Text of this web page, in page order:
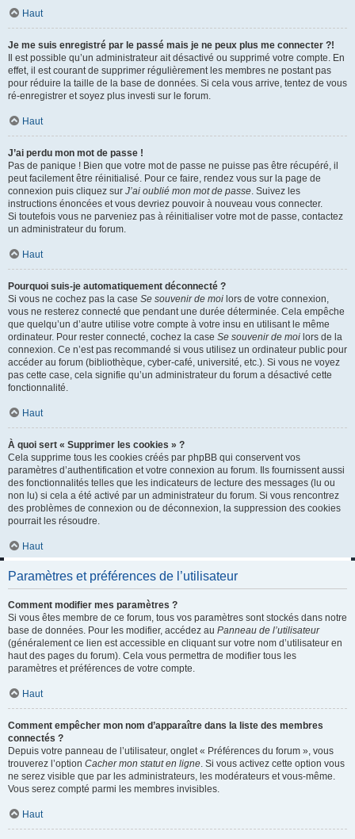
Haut
Je me suis enregistré par le passé mais je ne peux plus me connecter ?!
Il est possible qu’un administrateur ait désactivé ou supprimé votre compte. En
effet, il est courant de supprimer régulièrement les membres ne postant pas
pour réduire la taille de la base de données. Si cela vous arrive, tentez de vous
ré-enregistrer et soyez plus investi sur le forum.
Haut
J’ai perdu mon mot de passe !
Pas de panique ! Bien que votre mot de passe ne puisse pas être récupéré, il
peut facilement être réinitialisé. Pour ce faire, rendez vous sur la page de
connexion puis cliquez sur J’ai oublié mon mot de passe . Suivez les
instructions énoncées et vous devriez pouvoir à nouveau vous connecter.
Si toutefois vous ne parveniez pas à réinitialiser votre mot de passe, contactez
un administrateur du forum.
Haut
Pourquoi suis-je automatiquement déconnecté ?
Si vous ne cochez pas la case Se souvenir de moi lors de votre connexion,
vous ne resterez connecté que pendant une durée déterminée. Cela empêche
que quelqu’un d’autre utilise votre compte à votre insu en utilisant le même
ordinateur. Pour rester connecté, cochez la case Se souvenir de moi lors de la
connexion. Ce n’est pas recommandé si vous utilisez un ordinateur public pour
accéder au forum (bibliothèque, cyber-café, université, etc.). Si vous ne voyez
pas cette case, cela signifie qu’un administrateur du forum a désactivé cette
fonctionnalité.
Haut
À quoi sert « Supprimer les cookies » ?
Cela supprime tous les cookies créés par phpBB qui conservent vos
paramètres d’authentification et votre connexion au forum. Ils fournissent aussi
des fonctionnalités telles que les indicateurs de lecture des messages (lu ou
non lu) si cela a été activé par un administrateur du forum. Si vous rencontrez
des problèmes de connexion ou de déconnexion, la suppression des cookies
pourrait les résoudre.
Haut
Paramètres et préférences de l’utilisateur
Comment modifier mes paramètres ?
Si vous êtes membre de ce forum, tous vos paramètres sont stockés dans notre
base de données. Pour les modifier, accédez au Panneau de l’utilisateur
(généralement ce lien est accessible en cliquant sur votre nom d’utilisateur en
haut des pages du forum). Cela vous permettra de modifier tous les
paramètres et préférences de votre compte.
Haut
Comment empêcher mon nom d’apparaître dans la liste des membres
connectés ?
Depuis votre panneau de l’utilisateur, onglet « Préférences du forum », vous
trouverez l’option Cacher mon statut en ligne . Si vous activez cette option vous
ne serez visible que par les administrateurs, les modérateurs et vous-même.
Vous serez compté parmi les membres invisibles.
Haut